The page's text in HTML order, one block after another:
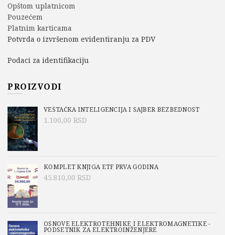
Opštom uplatnicom
Pouzećem
Platnim karticama
Potvrda o izvršenom evidentiranju za PDV
Podaci za identifikaciju
PROIZVODI
VEŠTAČKA INTELIGENCIJA I SAJBER BEZBEDNOST
1.100,00 RSD
KOMPLET KNJIGA ETF PRVA GODINA
45.810,00 RSD
OSNOVE ELEKTROTEHNIKE I ELEKTROMAGNETIKE -
PODSETNIK ZA ELEKTROINŽENJERE